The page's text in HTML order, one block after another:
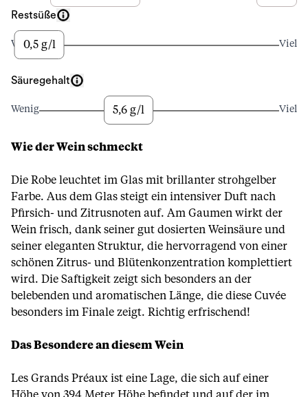
Restsüße
Wenig
0,5 g/l Viel
Säuregehalt
Wenig 5,6 g/l Viel
Wie der Wein schmeckt
Die Robe leuchtet im Glas mit brillanter strohgelber
Farbe. Aus dem Glas steigt ein intensiver Duft nach
Pfirsich- und Zitrusnoten auf. Am Gaumen wirkt der
Wein frisch, dank seiner gut dosierten Weinsäure und
seiner eleganten Struktur, die hervorragend von einer
schönen Zitrus- und Blütenkonzentration komplettiert
wird. Die Saftigkeit zeigt sich besonders an der
belebenden und aromatischen Länge, die diese Cuvée
besonders im Finale zeigt. Richtig erfrischend!
Das Besondere an diesem Wein
Les Grands Préaux ist eine Lage, die sich auf einer